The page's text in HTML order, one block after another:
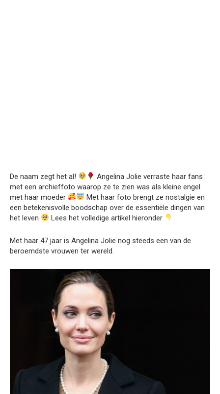
De naam zegt het al!
Angelina Jolie verraste haar fans
met een archieffoto waarop ze te zien was als kleine engel
met haar moeder
Met haar foto brengt ze nostalgie en
een betekenisvolle boodschap over de essentiële dingen van
het leven
Lees het volledige artikel hieronder
Met haar 47 jaar is Angelina Jolie nog steeds een van de
beroemdste vrouwen ter wereld.